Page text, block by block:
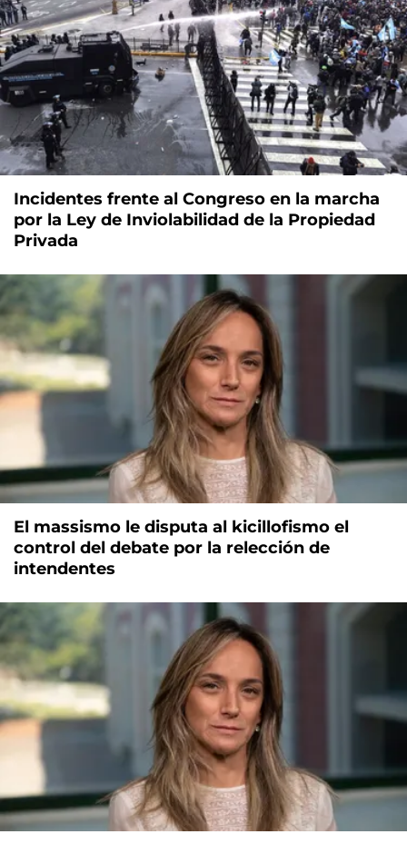
Incidentes frente al Congreso en la marcha
por la Ley de Inviolabilidad de la Propiedad
Privada
El massismo le disputa al kicillofismo el
control del debate por la relección de
intendentes